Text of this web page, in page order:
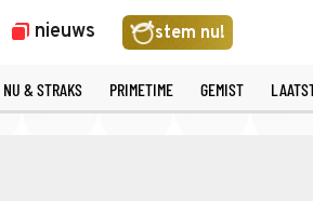
nieuws stem nu!
NU & STRAKS PRIMETIME GEMIST